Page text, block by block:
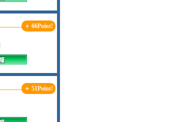
＋ 66Point!
＋ 51Point!